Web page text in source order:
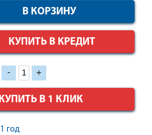
КУПИТЬ В КРЕДИТ
- +
В 1 КЛИК
год